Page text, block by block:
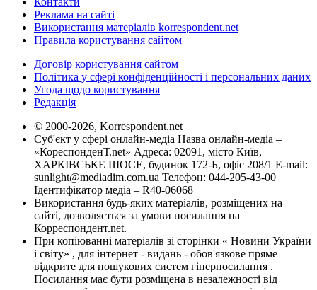
Реклама на сайті
Використання матеріалів korrespondent.net
Правила користування сайтом
Договір користування сайтом
Політика у сфері конфіденційності і персональних даних
Угода щодо користування
Редакція
© 2000-2026, Korrespondent.net
Суб'єкт у сфері онлайн-медіа Назва онлайн-медіа –
«КореспонденТ.net» Адреса: 02091, місто Київ,
ХАРКІВСЬКЕ ШОСЕ, будинок 172-Б, офіс 208/1 E-mail:
sunlight@mediadim.com.ua Телефон: 044-205-43-00
Ідентифікатор медіа – R40-06068
Використання будь-яких матеріалів, розміщених на
сайті, дозволяється за умови посилання на
Корреспондент.net.
При копіюванні матеріалів зі сторінки « Новини України
і світу» , для інтернет - видань - обов'язкове пряме
відкрите для пошукових систем гіперпосилання .
Посилання має бути розміщена в незалежності від